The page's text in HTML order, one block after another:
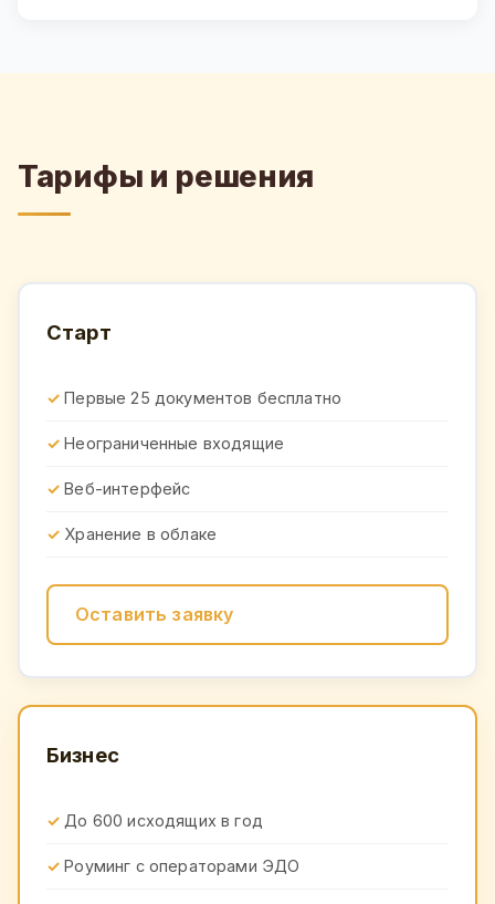
Тарифы и решения
Старт
Первые 25 документов бесплатно
Неограниченные входящие
Веб-интерфейс
Хранение в облаке
Оставить заявку
Бизнес
До 600 исходящих в год
Роуминг с операторами ЭДО